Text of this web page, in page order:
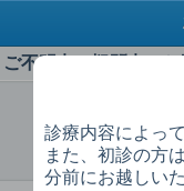
ご不明点・疑問点はお
選 択 予約
診療内容によっ
また、初診の方
分前にお越しい